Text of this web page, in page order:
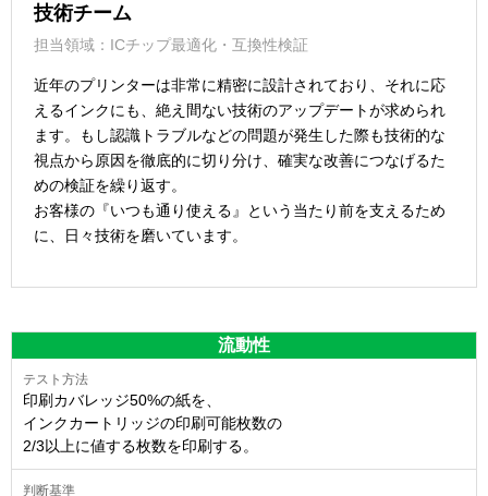
技術チーム
担当領域：ICチップ最適化・互換性検証
近年のプリンターは非常に精密に設計されており、それに応
えるインクにも、絶え間ない技術のアップデートが求められ
ます。もし認識トラブルなどの問題が発生した際も技術的な
視点から原因を徹底的に切り分け、確実な改善につなげるた
めの検証を繰り返す。
お客様の『いつも通り使える』という当たり前を支えるため
に、日々技術を磨いています。
流動性
印刷カバレッジ50%の紙を、
インクカートリッジの印刷可能枚数の
2/3以上に値する枚数を印刷する。